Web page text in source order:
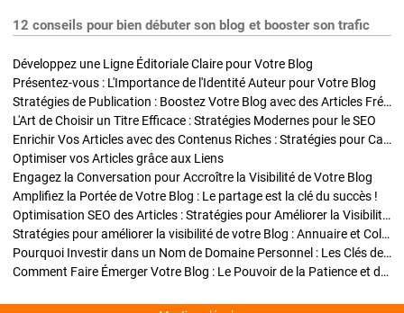
12 conseils pour bien débuter son blog et booster son trafic
Développez une Ligne Éditoriale Claire pour Votre Blog
Présentez-vous : L'Importance de l'Identité Auteur pour Votre Blog
Stratégies de Publication : Boostez Votre Blog avec des Articles Fréquents et Exclusifs
L'Art de Choisir un Titre Efficace : Stratégies Modernes pour le SEO
Enrichir Vos Articles avec des Contenus Riches : Stratégies pour Captiver et Optimiser
Optimiser vos Articles grâce aux Liens
Engagez la Conversation pour Accroître la Visibilité de Votre Blog
Amplifiez la Portée de Votre Blog : Le partage est la clé du succès !
Optimisation SEO des Articles : Stratégies pour Améliorer la Visibilité de Votre Blog
Stratégies pour améliorer la visibilité de votre Blog : Annuaire et Collaborations
Pourquoi Investir dans un Nom de Domaine Personnel : Les Clés de la Réussite de Votre Blog
Comment Faire Émerger Votre Blog : Le Pouvoir de la Patience et de la Persévérance